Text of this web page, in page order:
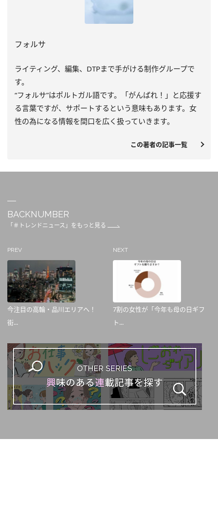
フォルサ
ライティング、編集、DTPまで手がける制作グループで
す。
“フォルサ”はポルトガル語です。「がんばれ！」と応援す
る言葉ですが、サポートするという意味もあります。女
性の為になる情報を間口を広く扱っていきます。
この著者の記事一覧
BACKNUMBER
「＃トレンドニュース」をもっと見る
PREV
今注目の高輪・品川エリアへ！
街...
NEXT
7割の女性が「今年も母の日ギフ
ト...